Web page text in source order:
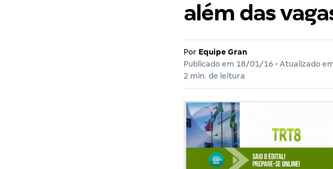
além das
Por Equipe Gran
Publicado em 18/01/16 • Atualizado
2 min. de leitura